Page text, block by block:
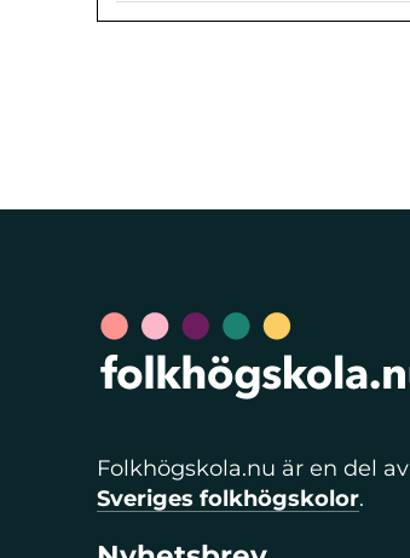
Folkhögskola.nu är en del av
Sveriges folkhögskolor.